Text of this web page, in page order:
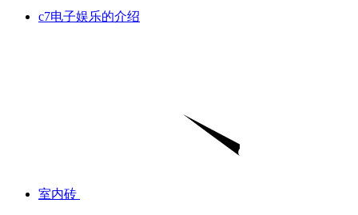
c7电子娱乐的介绍
室内砖